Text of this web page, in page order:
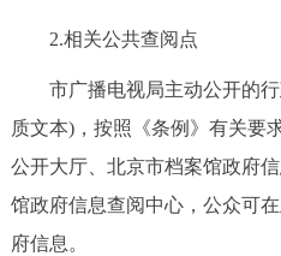
2.相关公共查阅点
市广播电视局主动公开的行
质文本)，按照《条例》有关要
公开大厅、北京市档案馆政府
馆政府信息查阅中心，公众可
府信息。